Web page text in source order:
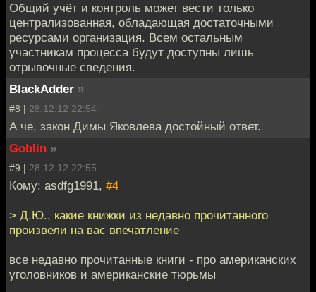
Общий учёт и контроль может вести только
централизованная, обладающая достаточными
ресурсами организация. Всем остальным
участникам процесса будут доступны лишь
отрывочные сведения.
BlackAdder »
#8 | 28.12.12 22:54
А че, закон Димы Яковлева достойный ответ.
Goblin »
#9 | 28.12.12 22:55
Кому: asdfg1991, #4
> Д.Ю., какие книжки из недавно прочитанного
произвели на вас впечатление
все недавно прочитанные книги - про американских
уголовников и американские тюрьмы